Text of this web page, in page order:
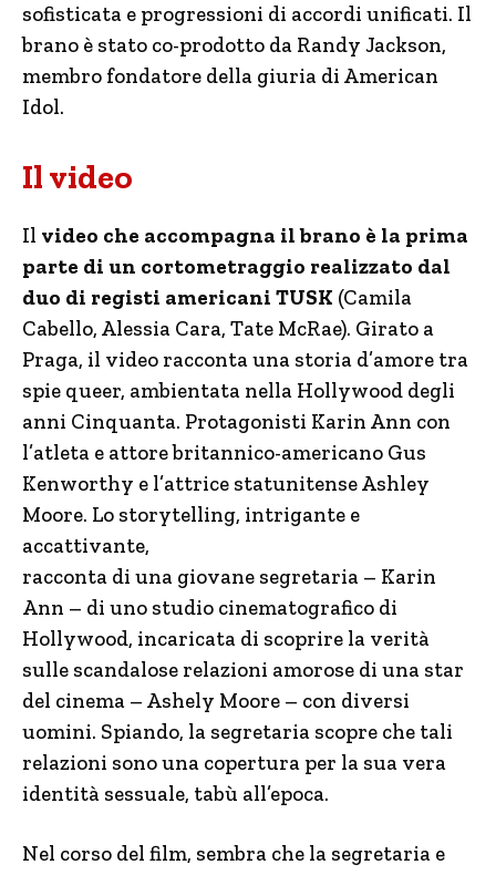
sofisticata e progressioni di accordi unificati. Il
brano è stato co-prodotto da Randy Jackson,
membro fondatore della giuria di American
Idol.
Il video
Il video che accompagna il brano è la prima
parte di un cortometraggio realizzato dal
duo di registi americani TUSK (Camila
Cabello, Alessia Cara, Tate McRae). Girato a
Praga, il video racconta una storia d’amore tra
spie queer, ambientata nella Hollywood degli
anni Cinquanta. Protagonisti Karin Ann con
l’atleta e attore britannico-americano Gus
Kenworthy e l’attrice statunitense Ashley
Moore. Lo storytelling, intrigante e
accattivante,
racconta di una giovane segretaria – Karin
Ann – di uno studio cinematografico di
Hollywood, incaricata di scoprire la verità
sulle scandalose relazioni amorose di una star
del cinema – Ashely Moore – con diversi
uomini. Spiando, la segretaria scopre che tali
relazioni sono una copertura per la sua vera
identità sessuale, tabù all’epoca.
Nel corso del film, sembra che la segretaria e